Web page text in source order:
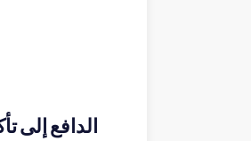
الدافع إلى